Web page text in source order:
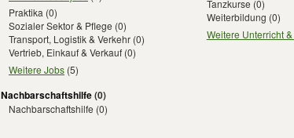
Praktika (0)
Sozialer Sektor & Pflege (0)
Transport, Logistik & Verkehr (0)
Vertrieb, Einkauf & Verkauf (0)
Weitere Jobs (5)
Nachbarschaftshilfe(0)
Nachbarschaftshilfe (0)
Tanzkurse (0)
Weiterbildung (0)
Weitere Unterricht